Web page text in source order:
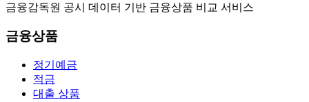
금융감독원 공시 데이터 기반 금융상품 비교 서비스
금융상품
정기예금
적금
대출 상품